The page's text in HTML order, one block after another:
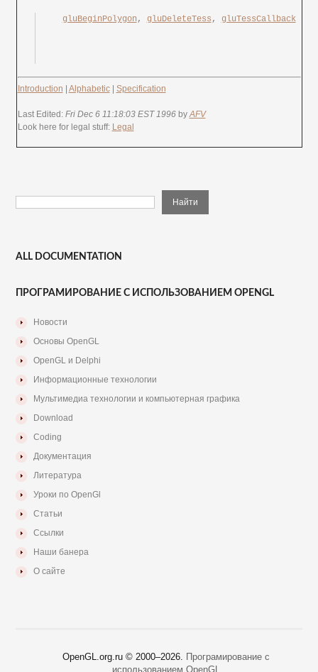
gluBeginPolygon , gluDeleteTess , gluTessCallback
Introduction Alphabetic| Specification
Last Edited: Fri Dec 6 11:18:03 EST 1996 byAFV
Look here for legal stuff: Legal
ALL DOCUMENTATION
ПРОГРАМИРОВАНИЕ С ИСПОЛЬЗОВАНИЕМ OPENGL
Новости
Основы OpenGL
OpenGL и Delphi
Информационные технологии
Мультимедиа технологии и компьютерная графика
Download
Coding
Документация
Литература
Уроки по OpenGl
Статьи
Ссылки
Наши банера
О сайте
OpenGL.org.ru © 2000–2026. Програмирование с
использованием OpenGL